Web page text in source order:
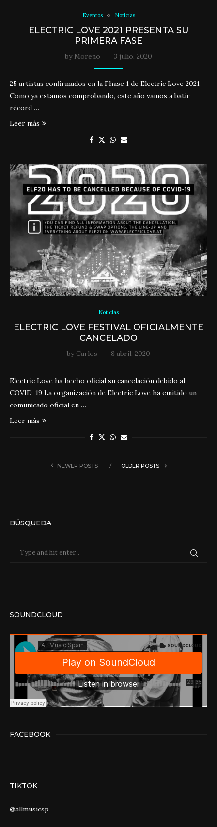
Eventos Noticias
ELECTRIC LOVE 2021 PRESENTA SU
PRIMERA FASE
by Moreno 3 julio, 2020
25 artistas confirmados en la Phase 1 de Electric Love 2021
Como ya estamos comprobando, este año vamos a batir
récord …
Leer más
Noticias
ELECTRIC LOVE FESTIVAL OFICIALMENTE
CANCELADO
by Carlos 8 abril, 2020
Electric Love ha hecho oficial su cancelación debido al
COVID-19 La organización de Electric Love ha emitido un
comunicado oficial en …
Leer más
NEWER POSTS OLDER POSTS
BÚSQUEDA
SOUNDCLOUD
FACEBOOK
TIKTOK
@allmusicsp